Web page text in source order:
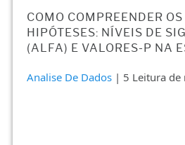
COMO COMPREENDER
HIPÓTESES: NÍVEIS DE
(ALFA) E VALORES-P NA
Analise De Dados | 5 Leitura de